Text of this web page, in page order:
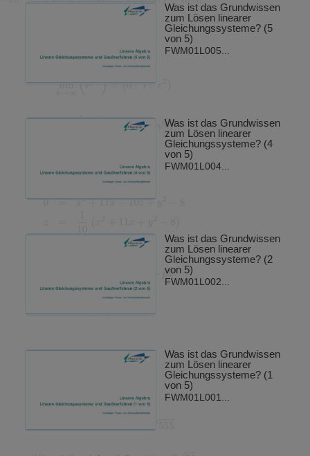
Was ist das Grundwissen
zum Lösen linearer
Gleichungssysteme? (5
von 5)
FWM01L005...
Was ist das Grundwissen
zum Lösen linearer
Gleichungssysteme? (4
von 5)
FWM01L004...
Was ist das Grundwissen
zum Lösen linearer
Gleichungssysteme? (2
von 5)
FWM01L002...
Was ist das Grundwissen
zum Lösen linearer
Gleichungssysteme? (1
von 5)
FWM01L001...